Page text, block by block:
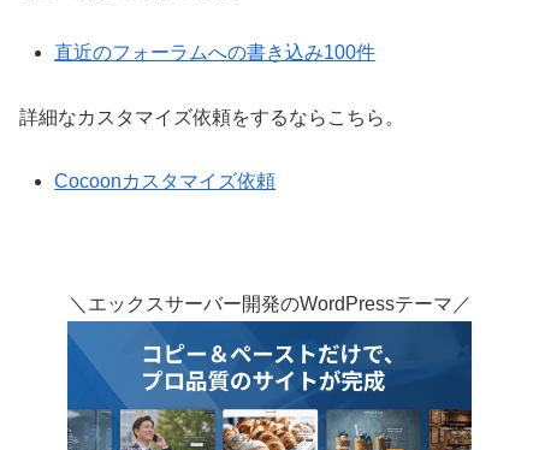
直近のフォーラムへの書き込み100件
詳細なカスタマイズ依頼をするならこちら。
Cocoonカスタマイズ依頼
＼エックスサーバー開発のWordPressテーマ／